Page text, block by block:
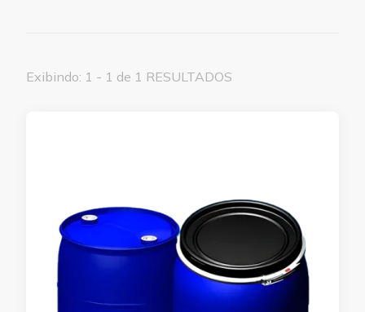
Exibindo: 1 - 1 de 1 RESULTADOS